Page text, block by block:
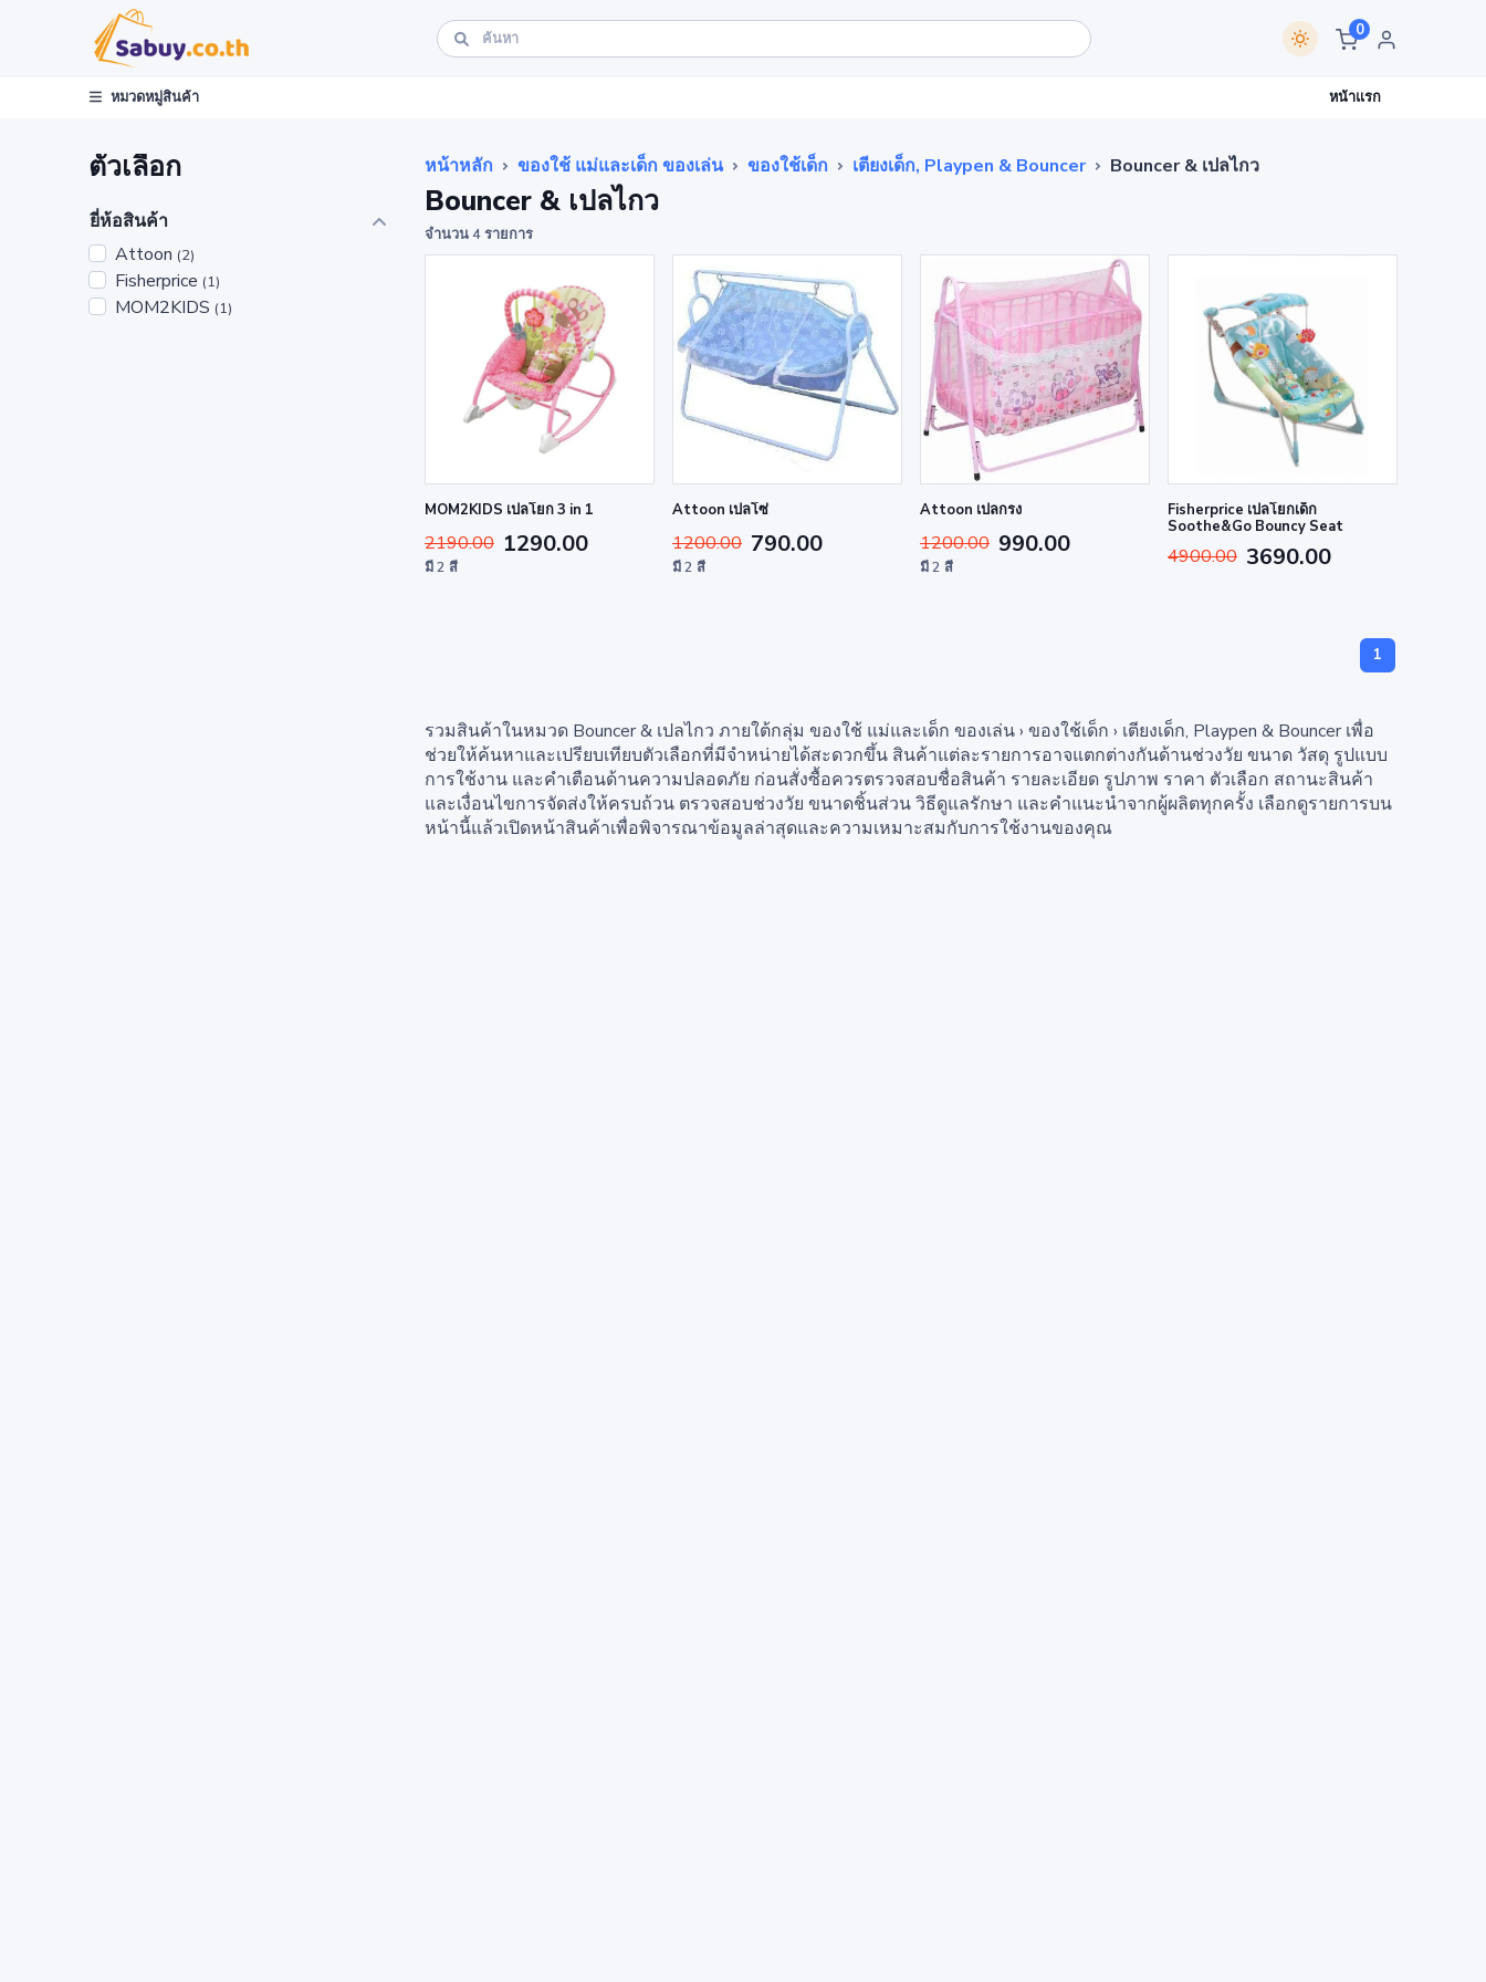
0
หมวดหมู่สินค้า หน้าแรก
ตัวเลือก
ยี่ห้อสินค้า
Attoon (2)
Fisherprice (1)
MOM2KIDS (1)
หน้าหลัก ของใช้ แม่และเด็ก ของเล่น ของใช้เด็ก เตียงเด็ก, Playpen & Bouncer Bouncer & เปลไกว
Bouncer & เปลไกว
จำนวน 4 รายการ
MOM2KIDS เปลโยก 3 in 1
2190.00 1290.00
มี 2 สี
Attoon เปลโซ่
1200.00 790.00
มี 2 สี
Attoon เปลกรง
1200.00 990.00
มี 2 สี
Fisherprice เปลโยกเด็ก
Soothe&Go Bouncy Seat
4900.00 3690.00
1
รวมสินค้าในหมวด Bouncer & เปลไกว ภายใต้กลุ่ม ของใช้ แม่และเด็ก ของเล่น › ของใช้เด็ก › เตียงเด็ก, Playpen & Bouncer เพื่อ
ช่วยให้ค้นหาและเปรียบเทียบตัวเลือกที่มีจำหน่ายได้สะดวกขึ้น สินค้าแต่ละรายการอาจแตกต่างกันด้านช่วงวัย ขนาด วัสดุ รูปแบบ
การใช้งาน และคำเตือนด้านความปลอดภัย ก่อนสั่งซื้อควรตรวจสอบชื่อสินค้า รายละเอียด รูปภาพ ราคา ตัวเลือก สถานะสินค้า
และเงื่อนไขการจัดส่งให้ครบถ้วน ตรวจสอบช่วงวัย ขนาดชิ้นส่วน วิธีดูแลรักษา และคำแนะนำจากผู้ผลิตทุกครั้ง เลือกดูรายการบน
หน้านี้แล้วเปิดหน้าสินค้าเพื่อพิจารณาข้อมูลล่าสุดและความเหมาะสมกับการใช้งานของคุณ